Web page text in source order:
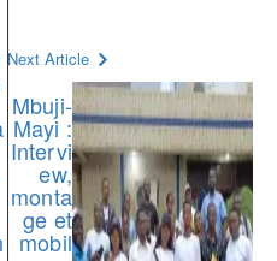
Next Article
Mbuji-
Mayi :
Intervi
ew,
monta
ge et
mobil